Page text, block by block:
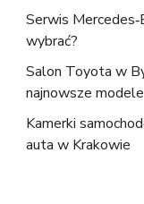
Serwis
wybrać?
Salon Toyota w
najnowsze modele
Kamerki
auta w Krakowie